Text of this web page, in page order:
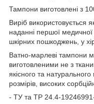
Тампони виготовлені з
Виріб використовується
наданні першої
шкірних пошкоджень, у
Ватно-марлеві тампони
виготовленими не з
якісного та
розмірів, високих
- ТУ та ТР 24.4-